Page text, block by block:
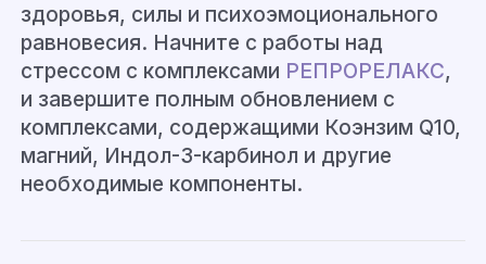
здоровья, силы и психоэмоционального
равновесия. Начните с работы над
стрессом с комплексами РЕПРОРЕЛАКС,
и завершите полным обновлением с
комплексами, содержащими Коэнзим Q10,
магний, Индол-3-карбинол и другие
необходимые компоненты.